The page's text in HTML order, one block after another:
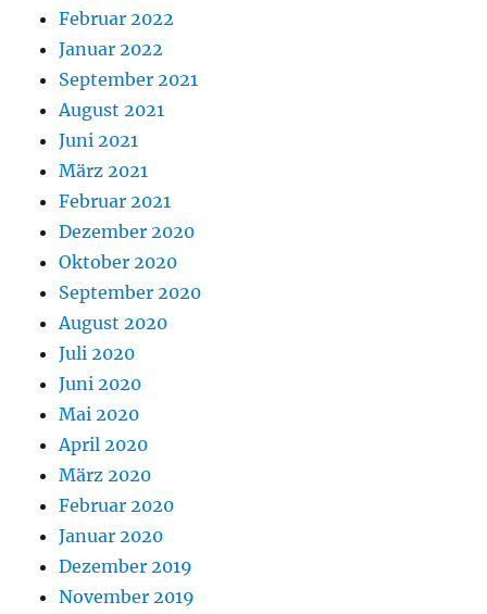
Februar 2022
Januar 2022
September 2021
August 2021
Juni 2021
März 2021
Februar 2021
Dezember 2020
Oktober 2020
September 2020
August 2020
Juli 2020
Juni 2020
Mai 2020
April 2020
März 2020
Februar 2020
Januar 2020
Dezember 2019
November 2019